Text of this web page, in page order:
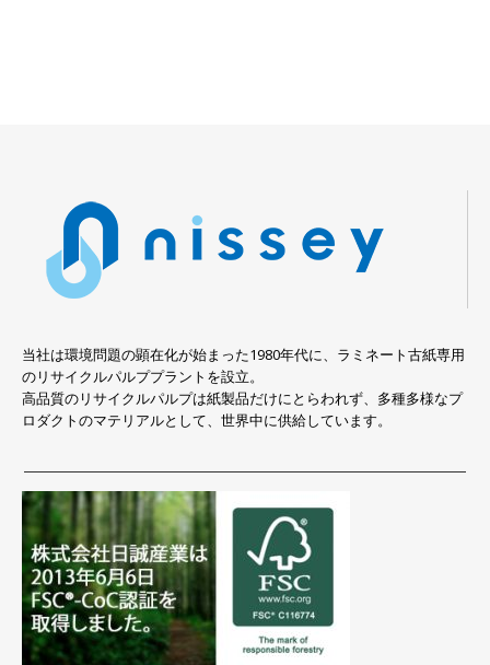
当社は環境問題の顕在化が始まった1980年代に、ラミネート古紙専用
のリサイクルパルププラントを設立。
高品質のリサイクルパルプは紙製品だけにとらわれず、多種多様なプ
ロダクトのマテリアルとして、世界中に供給しています。